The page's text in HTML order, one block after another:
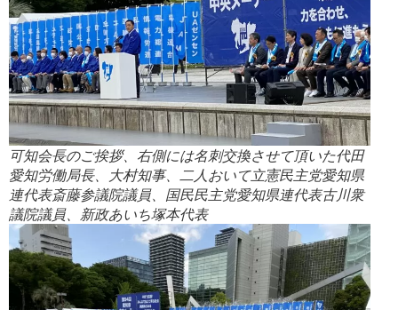
可知会長のご挨拶、右側には名刺交換させて頂いた代田
愛知労働局長、大村知事、二人おいて立憲民主党愛知県
連代表斎藤参議院議員、国民民主党愛知県連代表古川衆
議院議員、新政あいち塚本代表